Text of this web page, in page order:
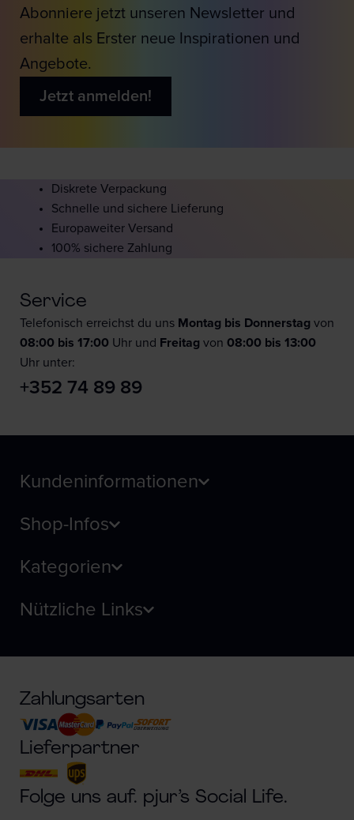
Abonniere jetzt unseren Newsletter und
erhalte als Erster neue Inspirationen und
Angebote.
Jetzt anmelden!
Diskrete Verpackung
Schnelle und sichere Lieferung
Europaweiter Versand
100% sichere Zahlung
Service
Telefonisch erreichst du uns Montag bis Donnerstag von
08:00 bis 17:00 Uhr und Freitag von 08:00 bis 13:00
Uhr unter:
+352 74 89 89
Kundeninformationen
Shop-Infos
Kategorien
Nützliche Links
Zahlungsarten
Lieferpartner
Folge uns auf. pjur’s Social Life.